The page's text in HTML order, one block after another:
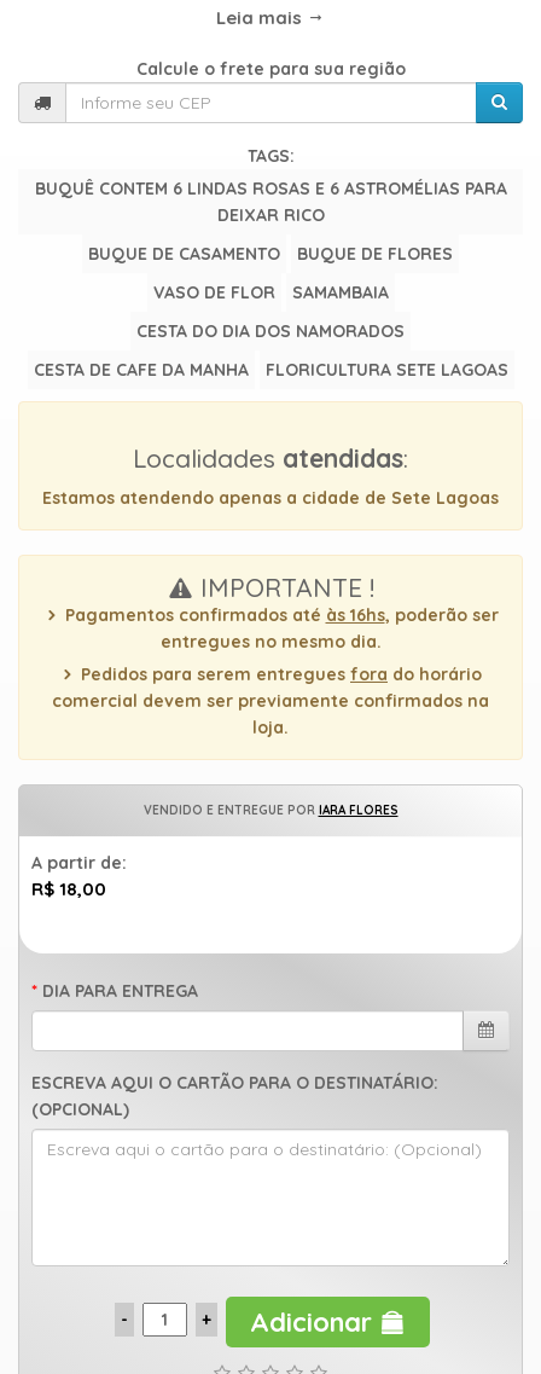
0464
WhatsApp
Leia mais
Calcule o frete para sua região
TAGS:
BUQUÊ CONTEM 6 LINDAS ROSAS E 6 ASTROMÉLIAS PARA
DEIXAR RICO
BUQUE DE CASAMENTO
BUQUE DE FLORES
VASO DE FLOR
SAMAMBAIA
CESTA DO DIA DOS NAMORADOS
CESTA DE CAFE DA MANHA
FLORICULTURA SETE LAGOAS
Localidades atendidas:
Estamos atendendo apenas a cidade de Sete Lagoas
IMPORTANTE !
Pagamentos confirmados até às 16hs, poderão ser
entregues no mesmo dia.
Pedidos para serem entregues fora do horário
comercial devem ser previamente confirmados na
loja.
VENDIDO E ENTREGUE POR IARA FLORES
A partir de:
R$ 18,00
DIA PARA ENTREGA
ESCREVA AQUI O CARTÃO PARA O DESTINATÁRIO:
(OPCIONAL)
Adicionar